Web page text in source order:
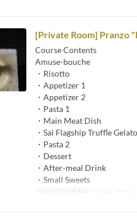
[Private Room] Pranzo
Course Contents
Amuse-bouche
・Risotto
・Appetizer 1
・Appetizer 2
・Pasta 1
・Main Meat Dish
・Sai Flagship Truffle Gelato
・Pasta 2
・Dessert
・After-meal Drink
・Small Sweets
Dates de validité 06 déc. 2024 ~